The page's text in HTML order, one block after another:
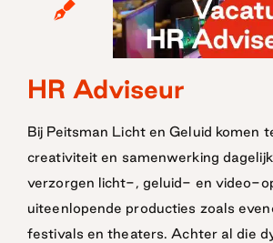
HR Adviseur
Bij Peitsman Licht en Geluid komen
creativiteit en samenwerking
verzorgen licht-, geluid- en video-
uiteenlopende producties zoals
festivals en theaters. Achter al die